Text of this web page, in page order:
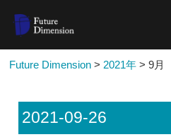
Future Dimension > 2021年 >9月
2021-09-26